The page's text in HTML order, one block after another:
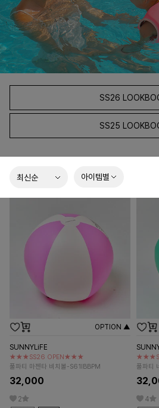
SS26
SS25
아이템별
OPTION ▲
SUNNYLiFE
★★★SS26 OPEN★★★
풀파티 마젠타 비치볼-S61IBBPM
32,000
2
풀파티
4